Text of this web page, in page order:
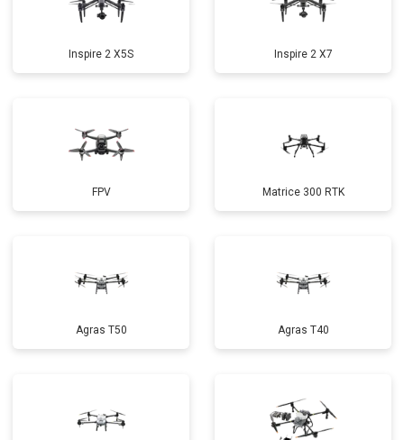
Inspire 2 X5S Inspire 2 X7
FPV Matrice 300 RTK
Agras T50 Agras T40